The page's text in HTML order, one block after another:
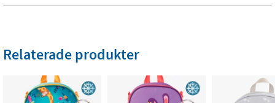
Relaterade produkter